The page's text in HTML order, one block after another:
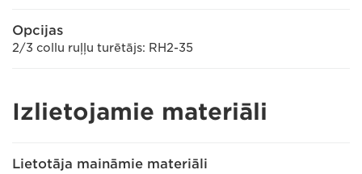
Opcijas
2/3 collu ruļļu turētājs: RH2-35
Izlietojamie materiāli
Lietotāja maināmie materiāli